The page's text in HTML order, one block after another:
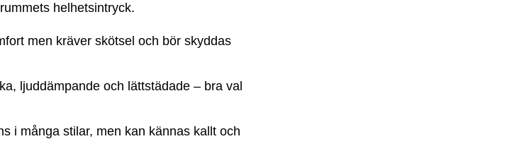
helhetsintryck.
men kräver skötsel och bör skyddas
ljuddämpande och lättstädade – bra val
i många stilar, men kan kännas kallt och